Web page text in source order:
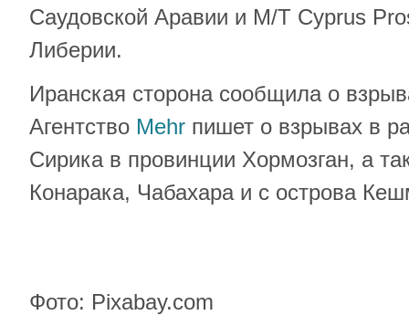
Саудовской Аравии и M/T Cyprus
Либерии.
Иранская сторона сообщила о
Агентство Mehr пишет о взрывах в
Сирика в провинции Хормозган, а
Конарака, Чабахара и с острова
Фото: Pixabay.com